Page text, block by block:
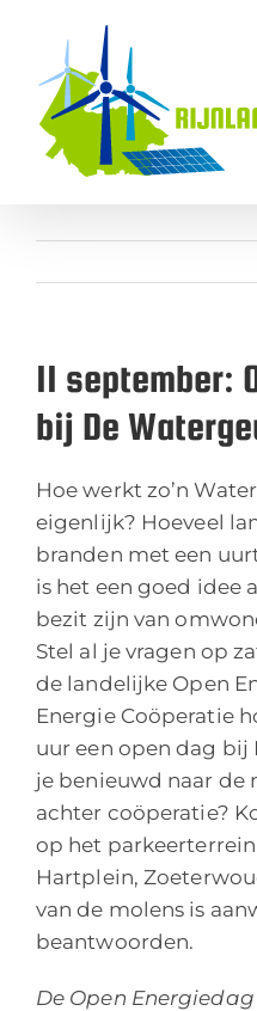
inhoud
11 september:
bij De
Hoe werkt zo’n
eigenlijk? Hoeveel
branden met een
is het een goed idee
bezit zijn van
Stel al je vragen op
de landelijke Open
Energie Coöperatie
uur een open dag bij
je benieuwd naar de
achter coöperatie?
op het
Hartplein,
van de molens is
beantwoorden.
De Open